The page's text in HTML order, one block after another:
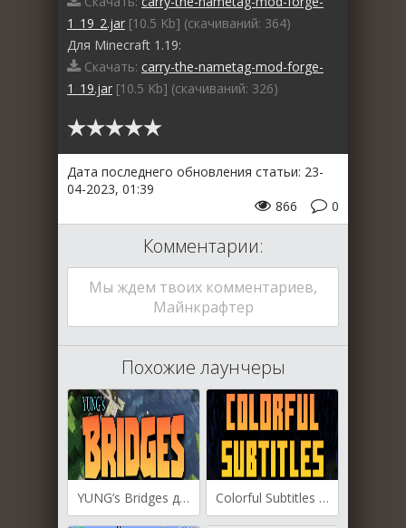
1_19_2.jar [10.5 Kb] (cкачиваний: 364)
Для Minecraft 1.19:
Скачать: carry-the-nametag-mod-forge-
1_19.jar [10.5 Kb] (cкачиваний: 326)
Дата последнего обновления статьи: 23-
04-2023, 01:39
0
866
Комментарии:
Мы ждем твоих комментариев,
Майнкрафтер
Похожие лаунчеры
YUNG’s Bridges для Майнкрафт [1.19.4, 1.19.3, 1.19.2] Colorful Subtitles для Майнкрафт [1.19.3, 1.19.2]